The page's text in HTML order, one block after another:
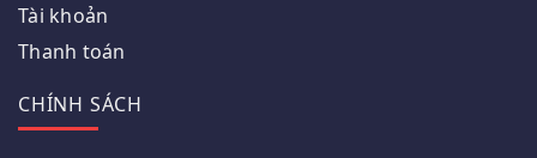
Tài khoản
Thanh toán
CHÍNH SÁCH